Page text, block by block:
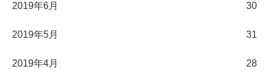
2019年6月 30
2019年5月 31
2019年4月 28